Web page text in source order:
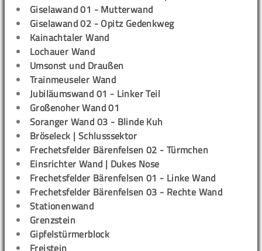
Giselawand 01 - Mutterwand
Giselawand 02 - Opitz Gedenkweg
Kainachtaler Wand
Lochauer Wand
Umsonst und Draußen
Trainmeuseler Wand
Jubiläumswand 01 - Linker Teil
Großenoher Wand 01
Soranger Wand 03 - Blinde Kuh
Bröseleck | Schlusssektor
Frechetsfelder Bärenfelsen 02 - Türmchen
Einsrichter Wand | Dukes Nose
Frechetsfelder Bärenfelsen 01 - Linke Wand
Frechetsfelder Bärenfelsen 03 - Rechte Wand
Stationenwand
Grenzstein
Gipfelstürmerblock
Freistein